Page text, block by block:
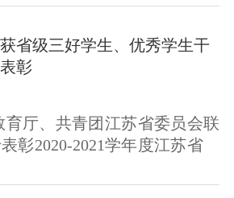
解难题，2021年5月21日下午
学年度第二学期学生期中座
朱存各、教务处处长张臻、
获省级三好学生、优秀学生干
彰
育厅、共青团江苏省委员会联
彰2020-2021学年度江苏省普
院医疗与健康学院护理19-10